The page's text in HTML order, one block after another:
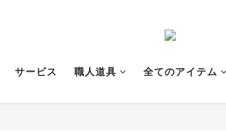
サービス 職人道具 全てのアイテム